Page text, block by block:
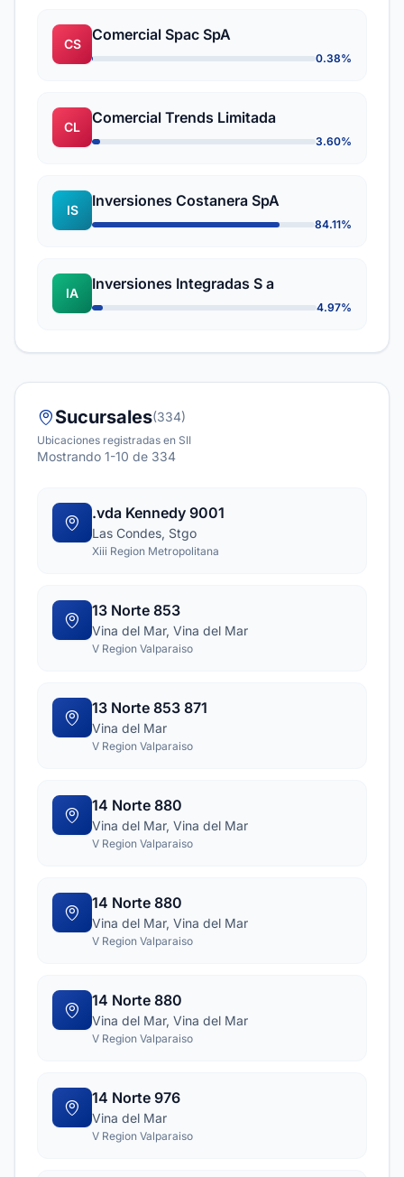
CS
Comercial Spac SpA
0.38%
CL
Comercial Trends Limitada
3.60%
IS
Inversiones Costanera SpA
84.11%
IA
Inversiones Integradas S a
4.97%
Sucursales(334)
Ubicaciones registradas en SII
Mostrando 1-10 de 334
.vda Kennedy 9001
Las Condes, Stgo
Xiii Region Metropolitana
13 Norte 853
Vina del Mar, Vina del Mar
V Region Valparaiso
13 Norte 853 871
Vina del Mar
V Region Valparaiso
14 Norte 880
Vina del Mar, Vina del Mar
V Region Valparaiso
14 Norte 880
Vina del Mar, Vina del Mar
V Region Valparaiso
14 Norte 880
Vina del Mar, Vina del Mar
V Region Valparaiso
14 Norte 976
Vina del Mar
V Region Valparaiso